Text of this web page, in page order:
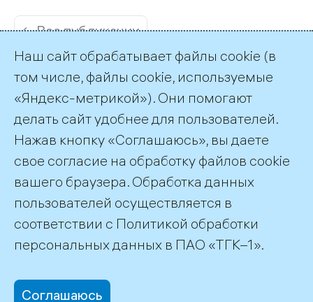
← Все публикации
Пресс-служба ТГК-1
press@tgc1.ru
©2026 ПАО «ТГК–1»
office@tgc1.ru
Наш сайт обрабатывает файлы cookie (в
том числе, файлы cookie, используемые
«Яндекс-метрикой»). Они помогают
делать сайт удобнее для пользователей.
Нажав кнопку «Соглашаюсь», вы даете
свое согласие на обработку файлов cookie
вашего браузера. Обработка данных
пользователей осуществляется в
соответствии с Политикой обработки
персональных данных в ПАО «ТГК–1».
Соглашаюсь